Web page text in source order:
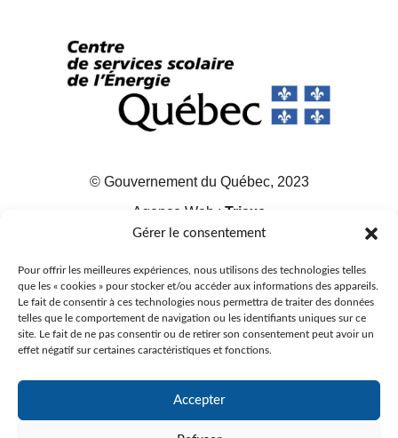
Gérer le consentement
Pour offrir les meilleures expériences, nous utilisons des technologies telles
que les « cookies » pour stocker et/ou accéder aux informations des appareils.
Le fait de consentir à ces technologies nous permettra de traiter des données
telles que le comportement de navigation ou les identifiants uniques sur ce
site. Le fait de ne pas consentir ou de retirer son consentement peut avoir un
effet négatif sur certaines caractéristiques et fonctions.
Accepter
© Gouvernement du Québec, 2023
Agence Web : Triaxe